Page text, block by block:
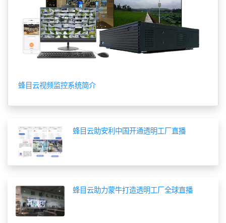
蜂目云视频监控系统简介
蜂目云助安利中国开通透明工厂直播
蜂目云助力蒙牛打造透明工厂全球直播